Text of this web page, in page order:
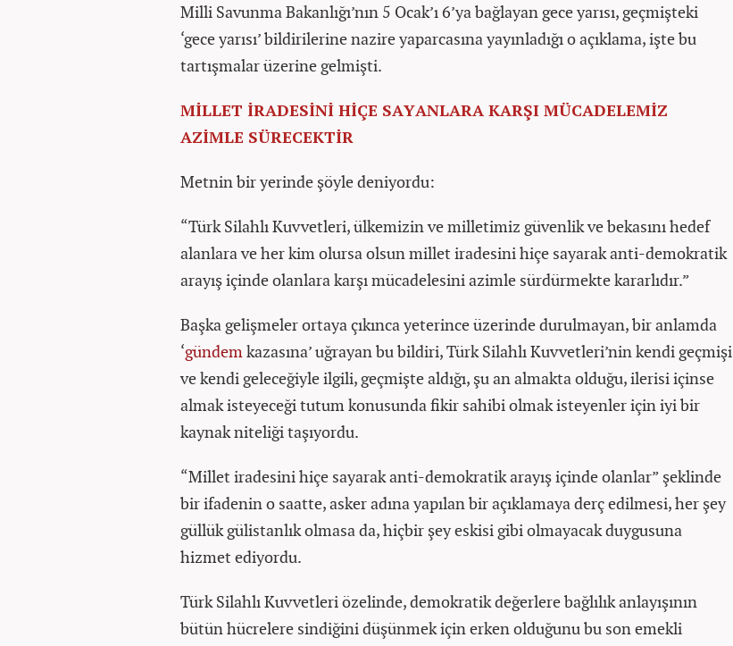
Milli Savunma Bakanlığı’nın 5 Ocak’ı 6’ya bağlayan gece yarısı, geçmişteki
‘gece yarısı’ bildirilerine nazire yaparcasına yayınladığı o açıklama, işte bu
tartışmalar üzerine gelmişti.
MİLLET İRADESİNİ HİÇE SAYANLARA KARŞI MÜCADELEMİZ
AZİMLE SÜRECEKTİR
Metnin bir yerinde şöyle deniyordu:
“Türk Silahlı Kuvvetleri, ülkemizin ve milletimiz güvenlik ve bekasını hedef
alanlara ve her kim olursa olsun millet iradesini hiçe sayarak anti-demokratik
arayış içinde olanlara karşı mücadelesini azimle sürdürmekte kararlıdır.”
Başka gelişmeler ortaya çıkınca yeterince üzerinde durulmayan, bir anlamda
‘gündemkazasına’ uğrayan bu bildiri, Türk Silahlı Kuvvetleri’nin kendi geçmişi
ve kendi geleceğiyle ilgili, geçmişte aldığı, şu an almakta olduğu, ilerisi içinse
almak isteyeceği tutum konusunda fikir sahibi olmak isteyenler için iyi bir
kaynak niteliği taşıyordu.
“Millet iradesini hiçe sayarak anti-demokratik arayış içinde olanlar” şeklinde
bir ifadenin o saatte, asker adına yapılan bir açıklamaya derç edilmesi, her şey
güllük gülistanlık olmasa da, hiçbir şey eskisi gibi olmayacak duygusuna
hizmet ediyordu.
Türk Silahlı Kuvvetleri özelinde, demokratik değerlere bağlılık anlayışının
bütün hücrelere sindiğini düşünmek için erken olduğunu bu son emekli